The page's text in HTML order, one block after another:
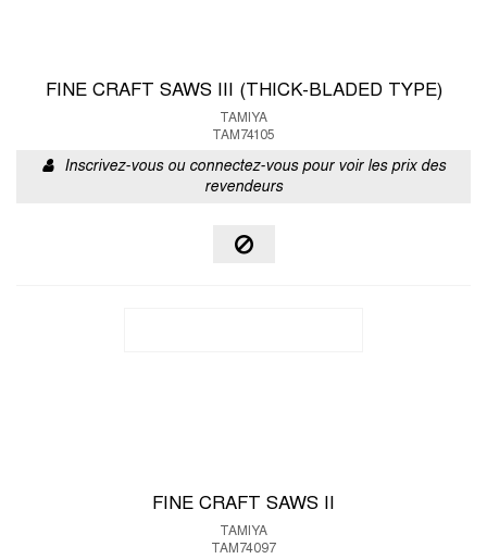
FINE CRAFT SAWS III (THICK-BLADED TYPE)
TAMIYA
TAM74105
Inscrivez-vous ou connectez-vous pour voir les prix des
revendeurs
FINE CRAFT SAWS II
TAMIYA
TAM74097